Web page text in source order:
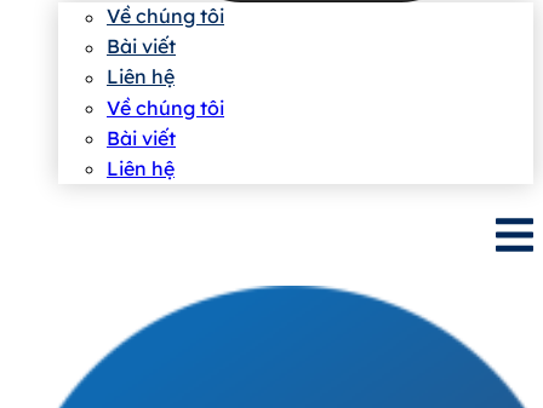
Về chúng tôi
Bài viết
Liên hệ
Về chúng tôi
Bài viết
Liên hệ